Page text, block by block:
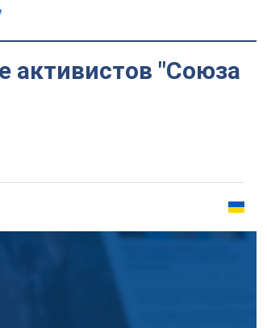
активистов "Союза